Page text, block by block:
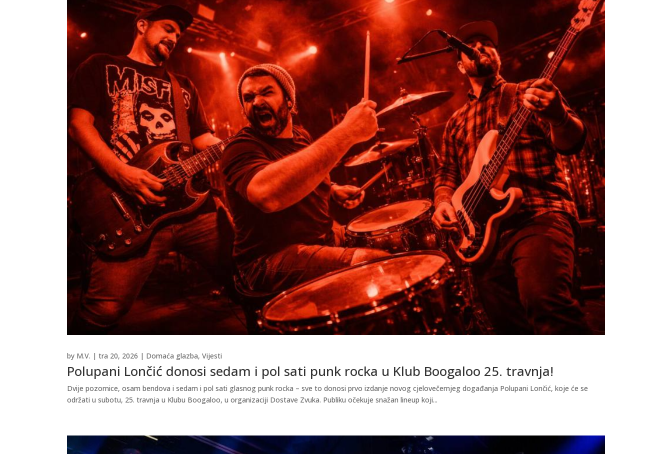
Polupani Lončić donosi sedam i pol sati punk rocka u Klub Boogaloo 25. travnja!
by M.V. |tra 20, 2026 | Domaća glazba,Vijesti
Dvije pozornice, osam bendova i sedam i pol sati glasnog punk rocka – sve to donosi prvo izdanje novog cjelovečernjeg događanja Polupani Lončić, koje će se
održati u subotu, 25. travnja u Klubu Boogaloo, u organizaciji Dostave Zvuka. Publiku očekuje snažan lineup koji...